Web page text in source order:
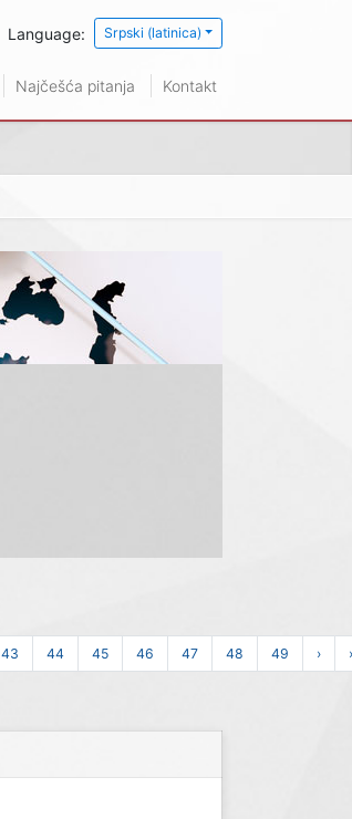
Language: Srpski (latinica)
Najčešća pitanja Kontakt
43 44 45 46 47 48 49 ›